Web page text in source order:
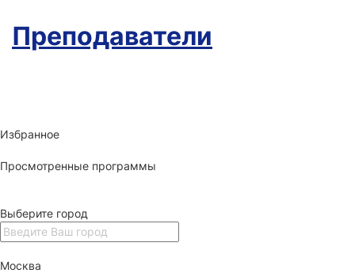
Преподаватели
Избранное
Просмотренные программы
Выберите город
Москва